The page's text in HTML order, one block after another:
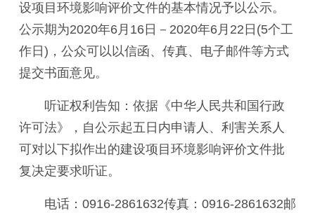
设项目环境影响评价文件的基本情况予以公示。
公示期为2020年6月 16 日－2020年6月 22 日(5个工
作日)， 公众可以以信函、传真、电子邮件等方式
提交书面意见。
听证权利告知：依据《中华人民共和国行政
许可法》，自公示起五日内申请人、利害关系人
可对以下拟作出的建设项目环境影响评价文件批
复决定要求听证。
电话：0916-2861632传真：0916-2861632邮